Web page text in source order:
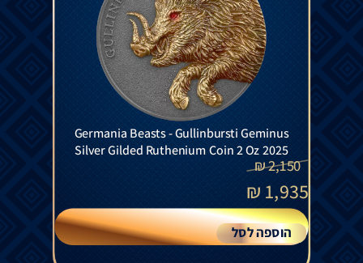
Germania Beasts - Gullinbursti Geminus
Silver Gilded Ruthenium Coin 2 Oz 2025
2,150
₪
1,935
₪
הוספה לסל